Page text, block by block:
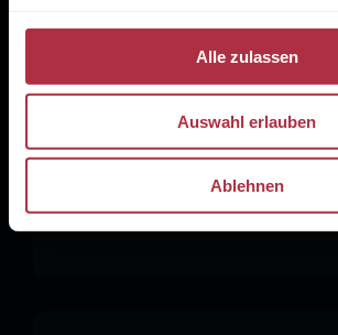
Alle zulassen
Auswahl erlauben
Ablehnen
Nutzer
Fokus auf reale
Keine Theorie ohne